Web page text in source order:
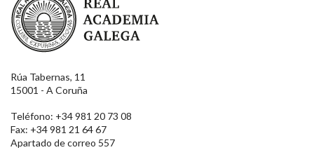
Rúa Tabernas, 11
15001 - A Coruña
Teléfono: +34 981 20 73 08
Fax: +34 981 21 64 67
Apartado de correo 557